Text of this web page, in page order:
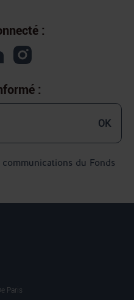
:
:
du Fonds
OK
Paris